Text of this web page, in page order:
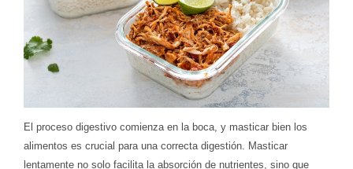
El proceso digestivo comienza en la boca, y masticar bien los
alimentos es crucial para una correcta digestión. Masticar
lentamente no solo facilita la absorción de nutrientes, sino que